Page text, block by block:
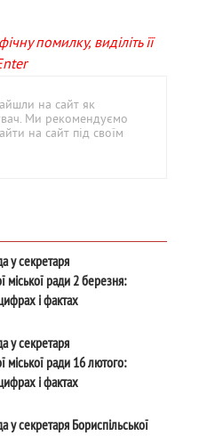
помилку, виділіть її
на сайт як
Ми рекомендуємо
на сайт під своїм
у секретаря
міської ради 2 березня:
і фактах
у секретаря
міської ради 16 лютого:
і фактах
у секретаря Бориспільської